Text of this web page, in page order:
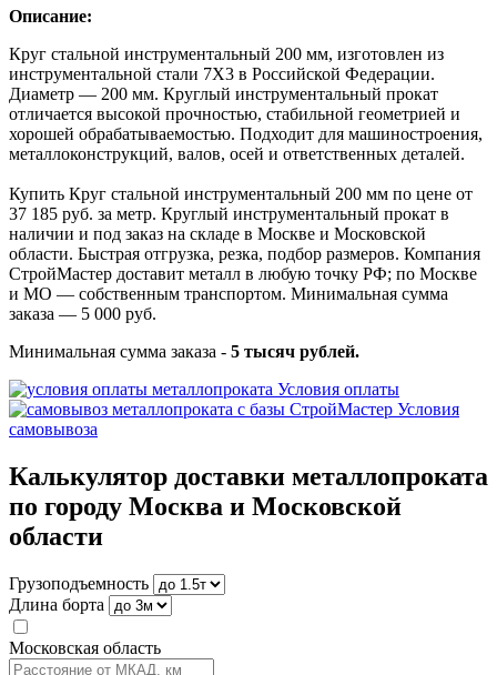
Описание:
Круг стальной инструментальный 200 мм, изготовлен из
инструментальной стали 7Х3 в Российской Федерации.
Диаметр — 200 мм. Круглый инструментальный прокат
отличается высокой прочностью, стабильной геометрией и
хорошей обрабатываемостью. Подходит для машиностроения,
металлоконструкций, валов, осей и ответственных деталей.
Купить Круг стальной инструментальный 200 мм по цене от
37 185 руб. за метр. Круглый инструментальный прокат в
наличии и под заказ на складе в Москве и Московской
области. Быстрая отгрузка, резка, подбор размеров. Компания
СтройМастер доставит металл в любую точку РФ; по Москве
и МО — собственным транспортом. Минимальная сумма
заказа — 5 000 руб.
Минимальная сумма заказа - 5 тысяч рублей.
Условия оплаты
Условия
самовывоза
Калькулятор доставки металлопроката
по городу Москва и Московской
области
Грузоподъемность
Длина борта
Московская область